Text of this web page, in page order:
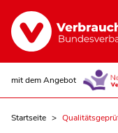
mit dem Angebot
Startseite